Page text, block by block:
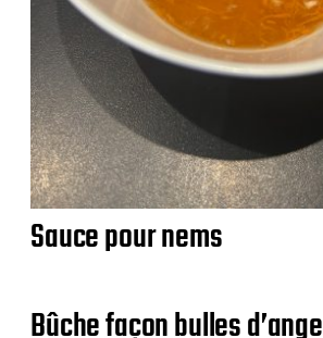
Sauce pour nems
Bûche façon bulles d’ange